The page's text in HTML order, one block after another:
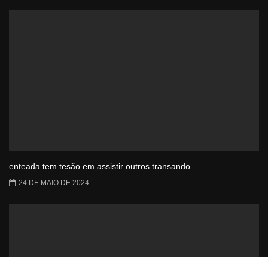
enteada tem tesão em assistir outros transando
24 DE MAIO DE 2024